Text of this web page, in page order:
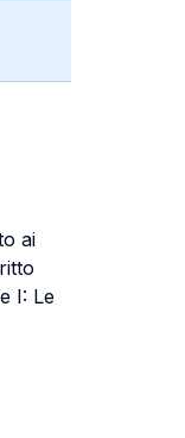
ai
I: Le